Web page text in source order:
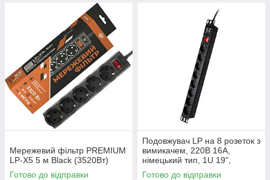
Мережевий фільтр PREMIUM
LP-X5 5 м Black (3520Вт)
Готово до відправки
Подовжувач LP на 8 розеток з
вимикачем, 220В 16A,
німецький тип, 1U 19",
алюмінієвий корпус
Готово до відправки